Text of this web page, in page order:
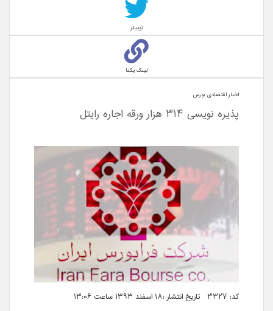
توییتر
لینک یکتا
اخبار اقتصادی بورس
پذیره نویسی ۳۱۴ هزار ورقه اجاره رایتل
کد: 3327 تاریخ انتشار :۱۸ اسفند ۱۳۹۳ ساعت ۱۳:۰۶